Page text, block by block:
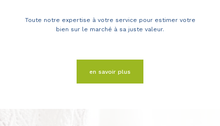
Toute notre expertise à votre service pour estimer votre
bien sur le marché à sa juste valeur.
en savoir plus